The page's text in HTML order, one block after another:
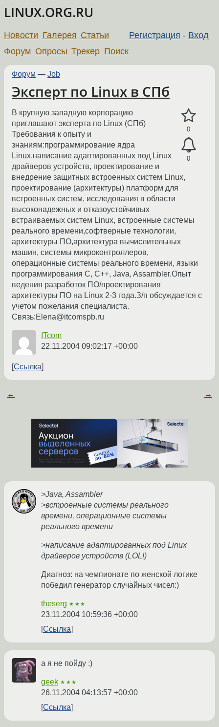
LINUX.ORG.RU
Регистрация - Вход
Новости Галерея Статьи
Форум Опросы Трекер Поиск
Форум — Job
Эксперт по Linux в СПб
0
0
В крупную западную корпорацию
приглашают эксперта по Linux (СПб)
Требования к опыту и
знаниям:программирование ядра
Linux,написание адаптированных под Linux
драйверов устройств, проектирование и
внедрение защитных встроенных систем Linux,
проектирование (архитектуры) платформ для
встроенных систем, исследования в области
высоконадежных и отказоустойчивых
встраиваемых систем Linux, встроенные системы
реального времени,софтверные технологии,
архитектуры ПО,архитектура вычислительных
машин, системы микроконтроллеров,
операционные системы реального времени, языки
программирования C, C++, Java, Assambler.Опыт
ведения разработок ПО/проектирования
архитектуры ПО на Linux 2-3 года.З/п обсуждается с
учетом пожелания специалиста.
Связь:Elena@itcomspb.ru
ITcom
22.11.2004 09:02:17 +00:00
Ссылка
← →
>Java, Assambler
>встроенные системы реального
времени, операционные системы
реального времени
>написание адаптированных под Linux
драйверов устройств (LOL!)
Диагноз: на чемпионате по женской логике
победил генератор случайных чисел:)
theserg ★★★
23.11.2004 10:59:36 +00:00
Ссылка
а я не пойду :)
geek ★★★
26.11.2004 04:13:57 +00:00
Ссылка